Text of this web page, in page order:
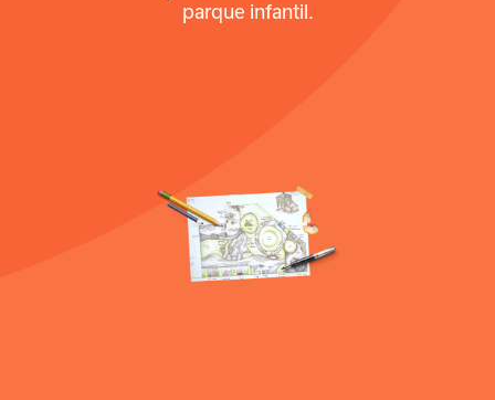
parque infantil.